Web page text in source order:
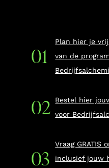
Plan hier je
van de
Bestel hier
voor
Vraag GRATIS
inclusief jouw